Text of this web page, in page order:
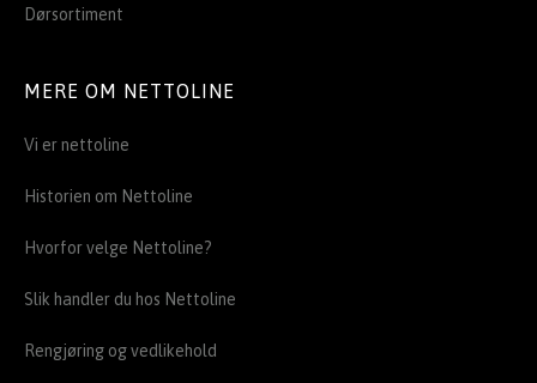
Dørsortiment
MERE OM NETTOLINE
Vi er nettoline
Historien om Nettoline
Hvorfor velge Nettoline?
Slik handler du hos Nettoline
Rengjøring og vedlikehold